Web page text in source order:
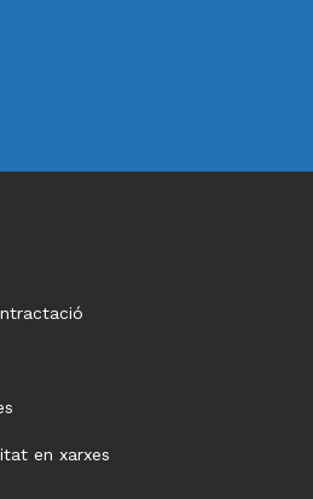
en xarxes